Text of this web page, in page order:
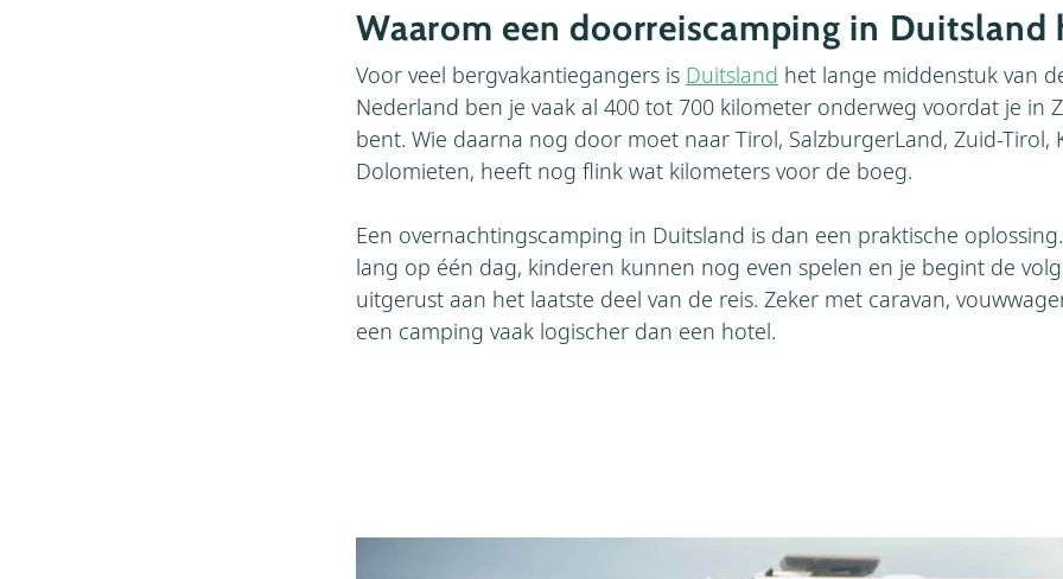
Waarom een doorreiscamping in Duitsland
Voor veel bergvakantiegangers is Duitsland het lange middenstuk van
Nederland ben je vaak al 400 tot 700 kilometer onderweg voordat je in
bent. Wie daarna nog door moet naar Tirol, SalzburgerLand, Zuid-Tirol,
Dolomieten, heeft nog flink wat kilometers voor de boeg.
Een overnachtingscamping in Duitsland is dan een praktische
lang op één dag, kinderen kunnen nog even spelen en je begint de
uitgerust aan het laatste deel van de reis. Zeker met caravan,
een camping vaak logischer dan een hotel.